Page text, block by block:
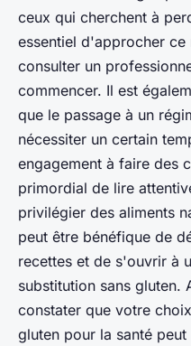
ceux qui cherchent à
essentiel d'approcher
consulter un
commencer. Il est
que le passage à un
nécessiter un certain
engagement à faire des
primordial de lire
privilégier des aliments
peut être bénéfique de
recettes et de s'ouvrir à
substitution sans gluten.
constater que votre
gluten pour la santé